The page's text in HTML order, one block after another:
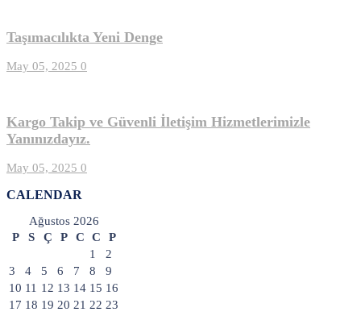
Taşımacılıkta Yeni Denge
May 05, 2025 0
Kargo Takip ve Güvenli İletişim Hizmetlerimizle
Yanınızdayız.
May 05, 2025 0
CALENDAR
Ağustos 2026
P
S Ç P C C
P
1
2
3
4 5 6 7 8
9
10 11 12 13 14 15 16
17 18 19 20 21 22 23